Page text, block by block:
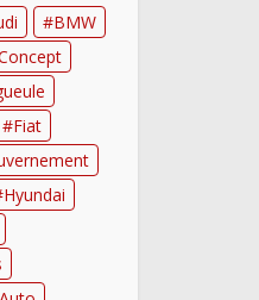
BMW
Fiat
Hyundai